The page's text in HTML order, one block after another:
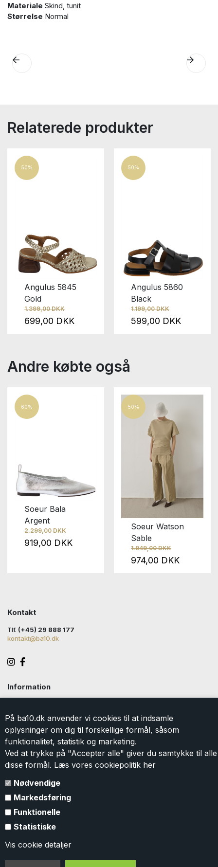
På ba10.dk anvender vi cookies til at indsamle
oplysninger om dig til forskellige formål, såsom
funktionalitet, statistik og marketing.
Ved at trykke på "Accepter alle" giver du samtykke til alle
disse formål. Læs vores cookiepolitik her
Nødvendige
Markedsføring
Funktionelle
Statistiske
Vis cookie detaljer
Materiale Skind, tunit
Størrelse Normal
Relaterede produkter
50%
Angulus 5845
Gold
1.399,00 DKK
699,00 DKK
50%
Angulus 5860
Black
1.199,00 DKK
599,00 DKK
Andre købte også
60%
Soeur Bala
Argent
2.299,00 DKK
919,00 DKK
50%
Soeur Watson
Sable
1.949,00 DKK
974,00 DKK
Kontakt
Tlf. (+45) 29 888 177
kontakt@ba10.dk
Information
Levering
Returlabel
Persondatapolitik
Om BA10
Gavekort
Tilmeld dig vores nyhedsbrev
Tilmeld dig vores nyhedsbrev og modtag eksklusive tilbud og
nyheder i shoppen. Du kan til en hver tid
tilmelding accepterer du vores